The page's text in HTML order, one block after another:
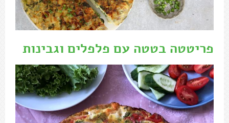
פריטטה בטטה עם פלפלים וגבינות